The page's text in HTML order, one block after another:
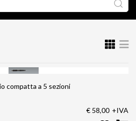
compatta a 5 sezioni
€ 58,00 +IVA